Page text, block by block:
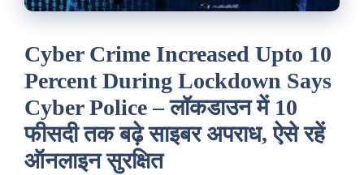
Cyber Crime Increased Upto 10
Percent During Lockdown Says
Cyber Police – लॉकडाउन में 10
फीसदी तक बढ़े साइबर अपराध, ऐसे रहें
ऑनलाइन सुरक्षित